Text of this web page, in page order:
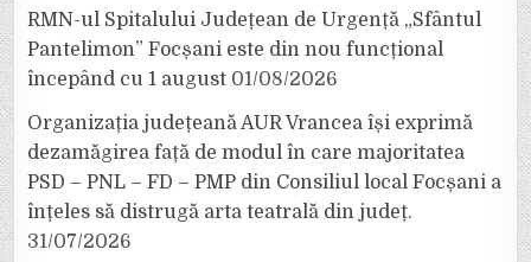
RMN-ul Spitalului Județean de Urgență „Sfântul
Pantelimon” Focșani este din nou funcțional
începând cu 1 august 01/08/2026
Organizația județeană AUR Vrancea își exprimă
dezamăgirea față de modul în care majoritatea
PSD – PNL – FD – PMP din Consiliul local Focșani a
înțeles să distrugă arta teatrală din județ.
31/07/2026